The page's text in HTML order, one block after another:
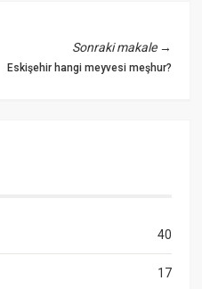
Sonraki makale→
Eskişehir hangi meyvesi meşhur?
40
17